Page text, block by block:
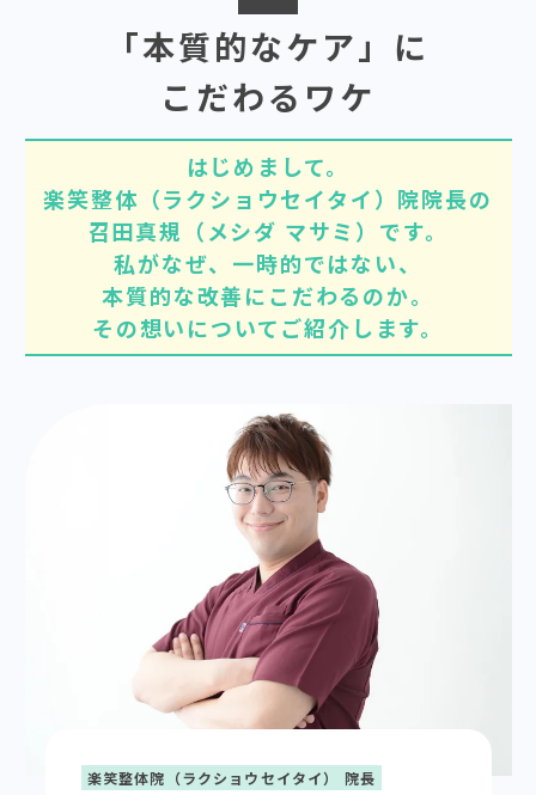
「本質的なケア」に
こだわるワケ
はじめまして。
楽笑整体（ラクショウセイタイ）院院長の
召田真規（メシダ マサミ）です。
私がなぜ、一時的ではない、
本質的な改善にこだわるのか。
その想いについてご紹介します。
楽笑整体院（ラクショウセイタイ） 院長